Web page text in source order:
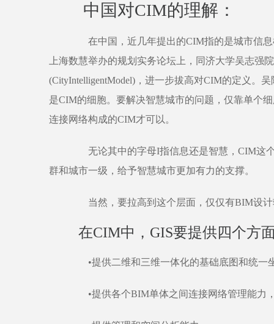
中国对CIM的理解：
在中国，近几年提出的CIM指的是城市信息
上海数慧举办的规划实务论坛上，同济大学吴志强
(CityIntelligentModel)，进一步拔高对CIM的定义。
是CIM的细胞。要解决智慧城市的问题，仅靠单个
连接网络构成的CIM才可以。
无论其中的字母I指信息还是智慧，CIM这
群和城市一级，给予智慧城市更加有力的支撑。
当然，要拉高到这个层面，仅仅有BIM设计
在CIM中，GIS要提供四个方
•提供二维和三维一体化的基础底图和统一
•提供各个BIM单体之间连接网络管理能力